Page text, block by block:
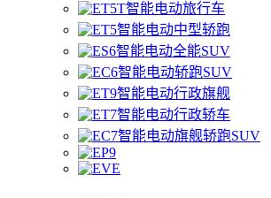
智能电动旅行车
智能电动中型轿跑
智能电动全能SUV
智能电动轿跑SUV
智能电动行政旗舰
智能电动行政轿车
智能电动旗舰轿跑SUV